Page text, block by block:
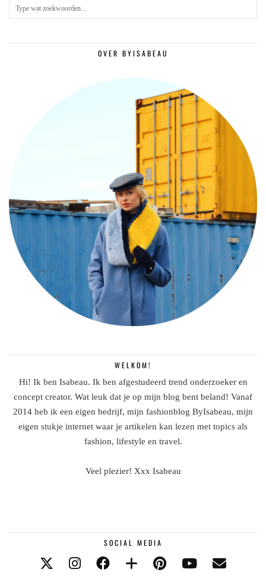
OVER BYISABEAU
WELKOM!
Hi! Ik ben Isabeau. Ik ben afgestudeerd trend onderzoeker en
concept creator. Wat leuk dat je op mijn blog bent beland! Vanaf
2014 heb ik een eigen bedrijf, mijn fashionblog ByIsabeau, mijn
eigen stukje internet waar je artikelen kan lezen met topics als
fashion, lifestyle en travel.
Veel plezier! Xxx Isabeau
SOCIAL MEDIA